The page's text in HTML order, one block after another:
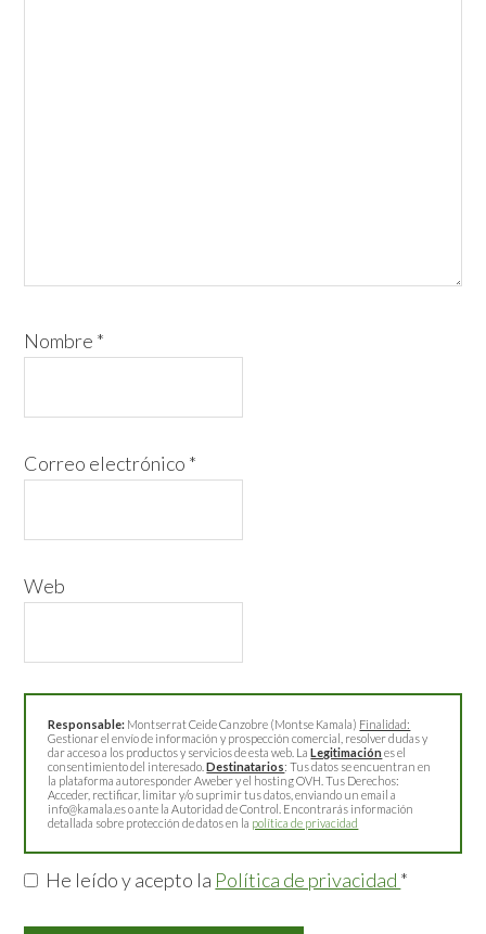
Nombre *
Correo electrónico *
Web
Responsable: Montserrat Ceide Canzobre (Montse Kamala) Finalidad:
Gestionar el envío de información y prospección comercial, resolver dudas y
dar acceso a los productos y servicios de esta web. LaLegitimación es el
consentimiento del interesado.Destinatarios: Tus datos se encuentran en
la plataforma autoresponder Aweber y el hosting OVH. Tus Derechos:
Acceder, rectificar, limitar y/o suprimir tus datos, enviando un email a
info@kamala.es o ante la Autoridad de Control. Encontrarás información
detallada sobre protección de datos en la política de privacidad
He leído y acepto la Política de privacidad *